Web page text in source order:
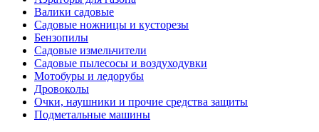
Валики садовые
Садовые ножницы и кусторезы
Бензопилы
Садовые измельчители
Садовые пылесосы и воздуходувки
Мотобуры и ледорубы
Дровоколы
Очки, наушники и прочие средства защиты
Подметальные машины